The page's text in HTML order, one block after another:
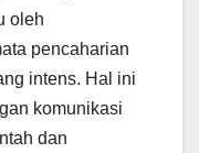
oleh
pencaharian
intens. Hal ini
komunikasi
dan